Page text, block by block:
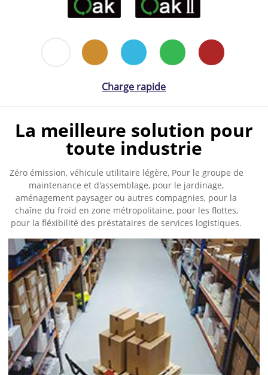
Charge rapide
La meilleure solution pour
toute industrie
Zéro émission, véhicule utilitaire légère, Pour le groupe de
maintenance et d'assemblage, pour le jardinage,
aménagement paysager ou autres compagnies, pour la
chaîne du froid en zone métropolitaine, pour les flottes,
pour la fléxibilité des préstataires de services logistiques.